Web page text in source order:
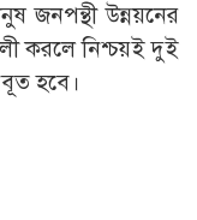
জনপন্থী উন্নয়নের
করলে নিশ্চয়ই দুই
হবে।